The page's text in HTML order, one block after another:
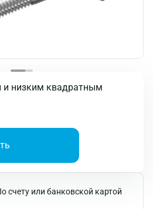
и низким квадратным
счету или банковской картой